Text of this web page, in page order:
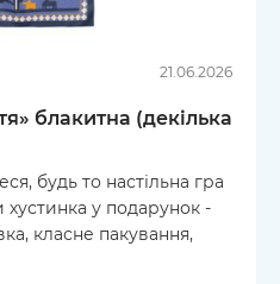
21.06.2026
блакитна (декілька
будь то настільна гра
у подарунок -
класне пакування,